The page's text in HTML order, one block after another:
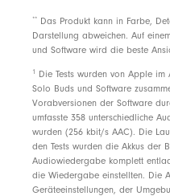
** Das Produkt kann in Farbe,
Darstellung abweichen. Auf
und Software wird die beste
footnote
1
Die Tests wurden von Apple
Solo Buds und Software
Vorabversionen der Software
umfasste 358 unterschiedliche
wurden (256 kbit/s AAC). Die
den Tests wurden die Akkus der
Audiowiedergabe komplett
die Wiedergabe einstellten. Die
Geräteeinstellungen, der